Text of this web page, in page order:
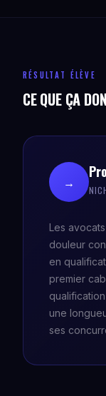
RÉSULTAT ÉLÈVE
CE QUE ÇA
→
Les
douleur
en
premier
une
ses